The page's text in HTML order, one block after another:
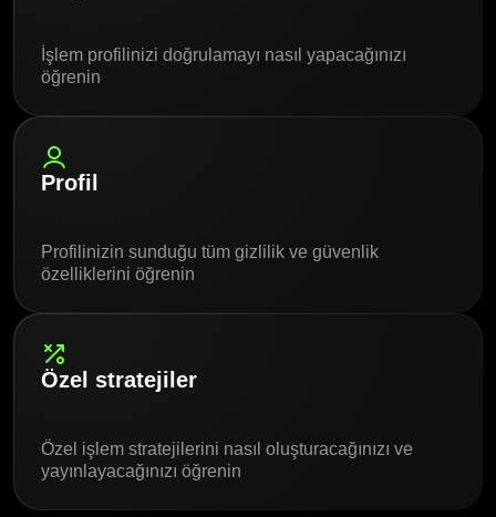
İşlem profilinizi doğrulamayı nasıl yapacağınızı
öğrenin
Profil
Profilinizin sunduğu tüm gizlilik ve güvenlik
özelliklerini öğrenin
Özel stratejiler
Özel işlem stratejilerini nasıl oluşturacağınızı ve
yayınlayacağınızı öğrenin